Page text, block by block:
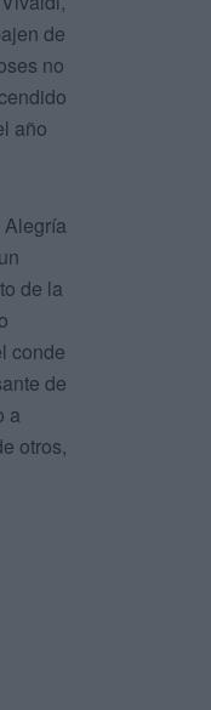
de
no
año
de la
conde
de
a
otros,